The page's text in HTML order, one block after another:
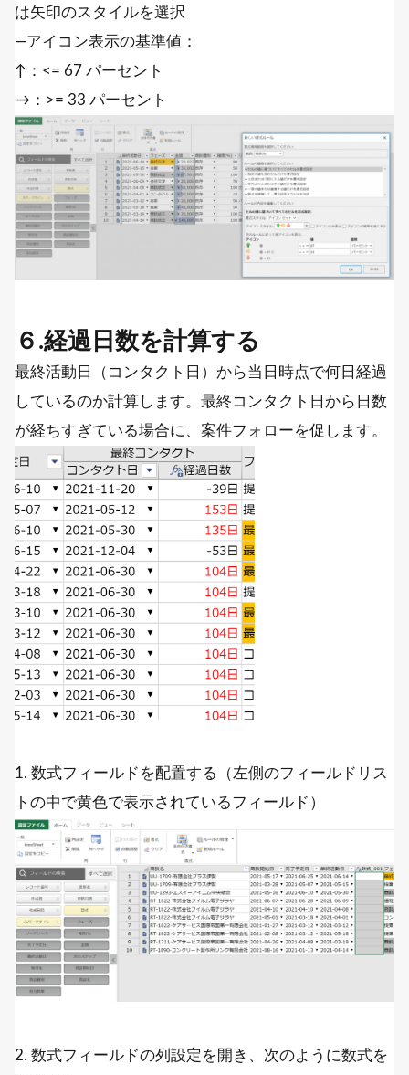
は矢印のスタイルを選択
―アイコン表示の基準値：
↑：<= 67 パーセント
→：>= 33 パーセント
６.経過日数を計算する
最終活動日（コンタクト日）から当日時点で何日経過
しているのか計算します。最終コンタクト日から日数
が経ちすぎている場合に、案件フォローを促します。
1. 数式フィールドを配置する（左側のフィールドリス
トの中で黄色で表示されているフィールド）
2. 数式フィールドの列設定を開き、次のように数式を